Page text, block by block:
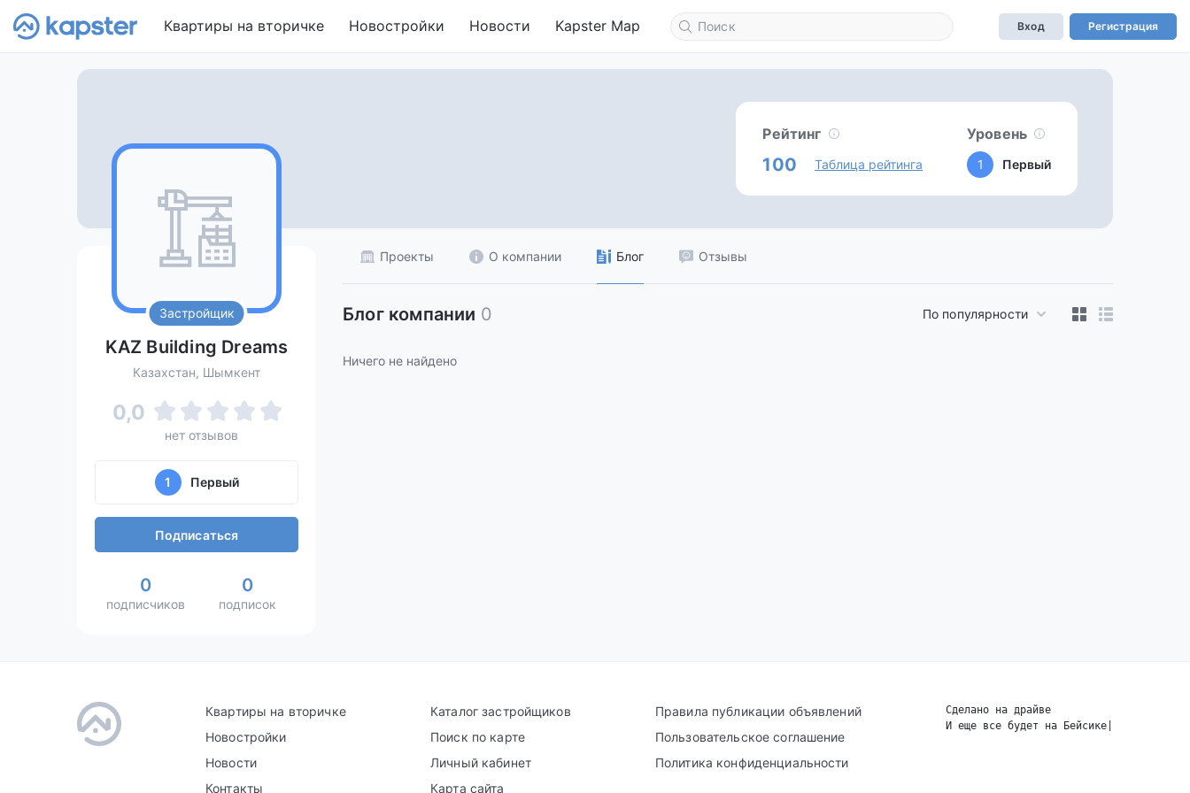
Квартиры на вторичке Новостройки Новости Kapster Map Вход Регистрация
Рейтинг
100 Таблица рейтинга
Уровень
1 Первый
Застройщик
KAZ Building Dreams
Казахстан, Шымкент
0,0
нет отзывов
1 Первый
Подписаться
0
подписчиков
0
подписок
Проекты О компании Блог Отзывы
Блог компании 0 По популярности
Ничего не найдено
Квартиры на вторичке
Новостройки
Новости
Контакты
Каталог застройщиков
Поиск по карте
Личный кабинет
Карта сайта
Правила публикации объявлений
Пользовательское соглашение
Политика конфиденциальности
Сделано на драйве
И еще все будет на Бейсике